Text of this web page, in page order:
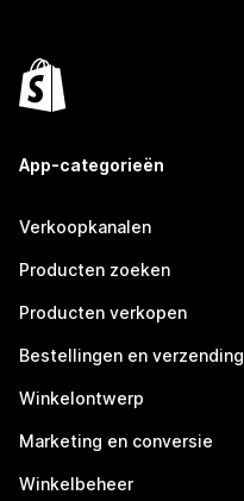
App-categorieën
Verkoopkanalen
Producten zoeken
Producten verkopen
Bestellingen en verzending
Winkelontwerp
Marketing en conversie
Winkelbeheer